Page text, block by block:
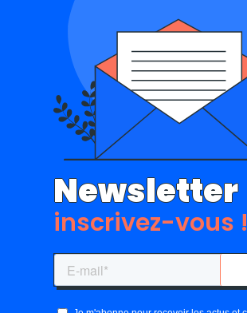
Newsletter
inscrivez-vous !